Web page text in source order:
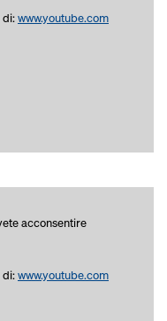
di:www.youtube.com
acconsentire
di:www.youtube.com